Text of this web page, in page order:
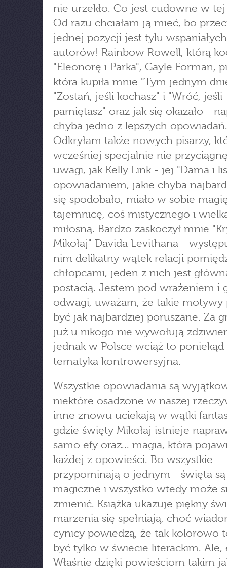
nie urzekło. Co jest cudowne w tej
Od razu chciałam ją mieć, bo
jednej pozycji jest tylu wspaniałych
autorów! Rainbow Rowell, którą
"Eleonorę i Parka", Gayle Forman,
która kupiła mnie "Tym jednym
"Zostań, jeśli kochasz" i "Wróć, jeśli
pamiętasz" oraz jak się okazało -
chyba jedno z lepszych opowiadań.
Odkryłam także nowych pisarzy,
wcześniej specjalnie nie
uwagi, jak Kelly Link - jej "Dama i
opowiadaniem, jakie chyba
się spodobało, miało w sobie
tajemnicę, coś mistycznego i
miłosną. Bardzo zaskoczył mnie
Mikołaj" Davida Levithana -
nim delikatny wątek relacji
chłopcami, jeden z nich jest
postacią. Jestem pod wrażeniem i
odwagi, uważam, że takie
być jak najbardziej poruszane. Za
już u nikogo nie wywołują
jednak w Polsce wciąż to poniekąd
tematyka kontrowersyjna.
Wszystkie opowiadania są
niektóre osadzone w naszej
inne znowu uciekają w wątki
gdzie święty Mikołaj istnieje
samo efy oraz... magia, która
każdej z opowieści. Bo wszystkie
przypominają o jednym - święta są
magiczne i wszystko wtedy może
zmienić. Książka ukazuje piękny
marzenia się spełniają, choć
cynicy powiedzą, że tak kolorowo
być tylko w świecie literackim. Ale,
Właśnie dzięki powieściom takim